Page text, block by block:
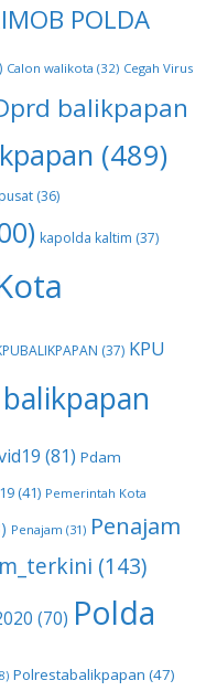
POLDA
Calon walikota (32) Cegah Virus
balikpapan
(489)
(36)
kapolda kaltim (37)
(37) KPU
(81) Pdam
(41) Pemerintah Kota
Penajam (31) Penajam
(143)
(70) Polda
Polrestabalikpapan (47)